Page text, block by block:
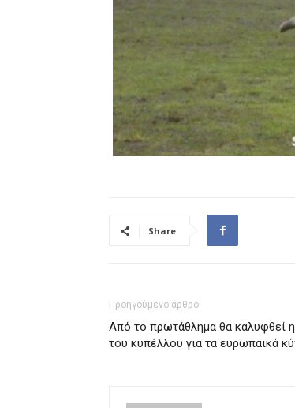
Share
Προηγούμενο άρθρο
Από το πρωτάθλημα θα καλυφθεί
του κυπέλλου για τα ευρωπαϊκά